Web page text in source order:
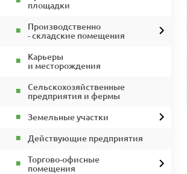
площадки
Производственно
- складские помещения
Карьеры
и месторождения
Сельскохозяйственные
предприятия и фермы
Земельные участки
Действующие предприятия
Торгово-офисные
помещения